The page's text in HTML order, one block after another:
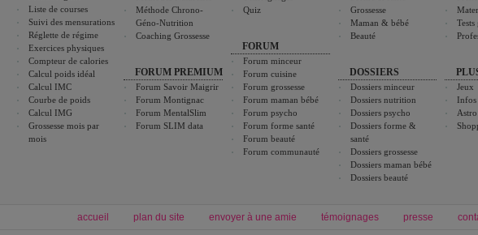
Liste de courses
Suivi des mensurations
Réglette de régime
Exercices physiques
Compteur de calories
Calcul poids idéal
Calcul IMC
Courbe de poids
Calcul IMG
Grossesse mois par
mois
Méthode Chrono-
Géno-Nutrition
Coaching Grossesse
FORUM PREMIUM
Forum Savoir Maigrir
Forum Montignac
Forum MentalSlim
Forum SLIM data
Quiz
FORUM
Forum minceur
Forum cuisine
Forum grossesse
Forum maman bébé
Forum psycho
Forum forme santé
Forum beauté
Forum communauté
Grossesse
Maman & bébé
Beauté
DOSSIERS
Dossiers minceur
Dossiers nutrition
Dossiers psycho
Dossiers forme &
santé
Dossiers grossesse
Dossiers maman bébé
Dossiers beauté
Tests
Jeux
Infos
Astro
accueil plan du site envoyer à une amie témoignages presse